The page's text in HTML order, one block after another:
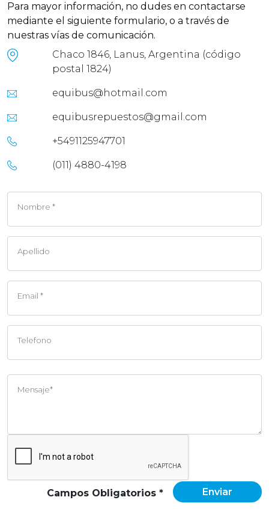
Para mayor información, no dudes en contactarse
mediante el siguiente formulario, o a través de
nuestras vías de comunicación.
Chaco 1846, Lanus, Argentina (código
postal 1824)
equibus@hotmail.com
equibusrepuestos@gmail.com
+5491125947701
(011) 4880-4198
Nombre *
Apellido
Email *
Telefono
Mensaje*
Campos Obligatorios * Enviar